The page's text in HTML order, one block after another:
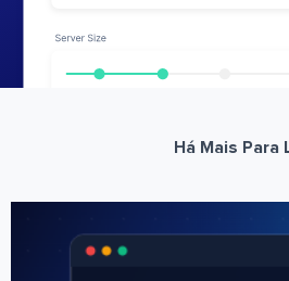
Há Mais Para